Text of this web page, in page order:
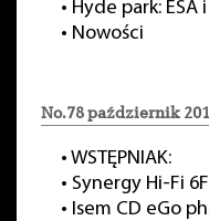
• Hyde park: ESA
• Nowości
No.78 październik
• WSTĘPNIAK:
• Synergy Hi-Fi
• Isem CD eGo